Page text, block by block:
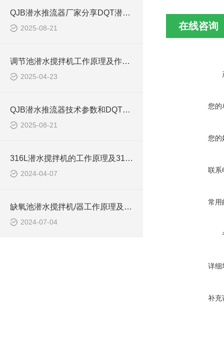
QJB潜水推流器厂家分享DQT潜水推进器型号选型参数表
2025-08-21
调节池潜水搅拌机工作原理及作用特点、安装图、CAD结构图
2025-04-23
QJB潜水推流器技术参数和DQT潜水推进器型号如何选型
2025-08-21
316L潜水搅拌机的工作原理及316L不锈钢潜水推进器CAD安装图、结构图
2024-04-07
缺氧池潜水搅拌机/器工作原理及作用特点、安装图、CAD结构图
2024-07-04
在线咨询
您的
您的
联系
常用
详细
补充